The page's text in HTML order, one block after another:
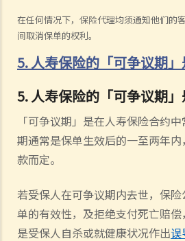
在任何情况下，保险代理均须通知他们的
间取消保单的权利。
5. 人寿保险的「可争议期」
5. 人寿保险的「可争议期」
「可争议期」是在人寿保险合约
期通常是保单生效后的一至两年
款而定。
若受保人在可争议期内去世，保
单的有效性，及拒绝支付死亡赔
是受保人自杀或就健康状况作出误